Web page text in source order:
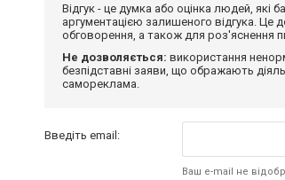
Відгук - це думка або оцінка людей,
аргументацією залишеного відгука. Це
обговорення, а також для роз'яснення
Не дозволяється: використання
безпідставні заяви, що ображають
самореклама.
Введіть email:
Ваш e-mail не